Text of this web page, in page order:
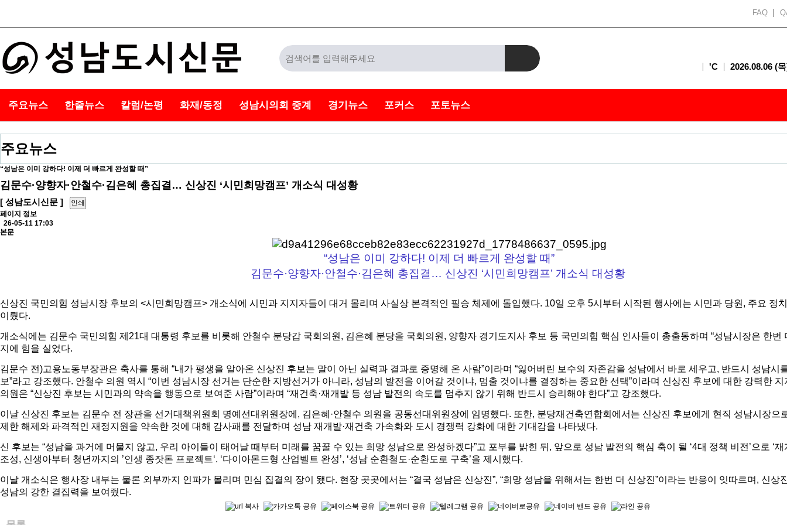
FAQ
'C 2026.08.06 (
주요뉴스 한줄뉴스 칼럼/논평 화재/동정 성남시의회 중계 경기뉴스 포커스 포토뉴스
주요뉴스
“성남은 이미 강하다! 이제 더 빠르게 완성할 때”
김문수·양향자·안철수·김은혜 총집결… 신상진 ‘시민희망캠프’ 개소식 대성황
[ 성남도시신문 ]
인쇄
페이지 정보
26-05-11 17:03
본문
“성남은 이미 강하다! 이제 더 빠르게 완성할 때”
김문수·양향자·안철수·김은혜 총집결… 신상진 ‘시민희망캠프’ 개소식 대성황
신상진 국민의힘 성남시장 후보의 <시민희망캠프> 개소식에 시민과 지지자들이 대거 몰리며 사실상 본격적인 필승 체제에 돌입했다. 10일 오후 5시부터 시작된 행사에는 시민과 당원, 주요 정
이뤘다.
개소식에는 김문수 국민의힘 제21대 대통령 후보를 비롯해 안철수 분당갑 국회의원, 김은혜 분당을 국회의원, 양향자 경기도지사 후보 등 국민의힘 핵심 인사들이 총출동하며 “성남시장은 한번
지에 힘을 실었다.
김문수 전)고용노동부장관은 축사를 통해 “내가 평생을 알아온 신상진 후보는 말이 아닌 실력과 결과로 증명해 온 사람”이라며 “잃어버린 보수의 자존감을 성남에서 바로 세우고, 반드시 성남시
보”라고 강조했다. 안철수 의원 역시 “이번 성남시장 선거는 단순한 지방선거가 아니라, 성남의 발전을 이어갈 것이냐, 멈출 것이냐를 결정하는 중요한 선택”이라며 신상진 후보에 대한 강력한
의원은 “신상진 후보는 시민과의 약속을 행동으로 보여준 사람”이라며 “재건축·재개발 등 성남 발전의 속도를 멈추지 않기 위해 반드시 승리해야 한다”고 강조했다.
이날 신상진 후보는 김문수 전 장관을 선거대책위원회 명예선대위원장에, 김은혜·안철수 의원을 공동선대위원장에 임명했다. 또한, 분당재건축연합회에서는 신상진 후보에게 현직 성남시장으
제한 해제와 파격적인 재정지원을 약속한 것에 대해 감사패를 전달하며 성남 재개발·재건축 가속화와 도시 경쟁력 강화에 대한 기대감을 나타냈다.
신 후보는 “성남을 과거에 머물지 않고, 우리 아이들이 태어날 때부터 미래를 꿈꿀 수 있는 희망 성남으로 완성하겠다”고 포부를 밝힌 뒤, 앞으로 성남 발전의 핵심 축이 될 ‘4대 정책 비전’으로 ‘
조성, 신생아부터 청년까지의 ’인생 종잣돈 프로젝트‘. ‘다이아몬드형 산업벨트 완성’, ‘성남 순환철도·순환도로 구축’을 제시했다.
이날 개소식은 행사장 내부는 물론 외부까지 인파가 몰리며 민심 집결의 장이 됐다. 현장 곳곳에서는 “결국 성남은 신상진”, “희망 성남을 위해서는 한번 더 신상진”이라는 반응이 잇따르며, 신상
성남의 강한 결집력을 보여줬다.